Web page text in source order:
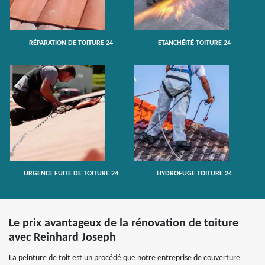
RÉPARATION DE TOITURE 24 ETANCHÉITÉ TOITURE 24
URGENCE FUITE DE TOITURE 24 HYDROFUGE TOITURE 24
Le prix avantageux de la rénovation de toiture
avec Reinhard Joseph
La peinture de toit est un procédé que notre entreprise de couverture